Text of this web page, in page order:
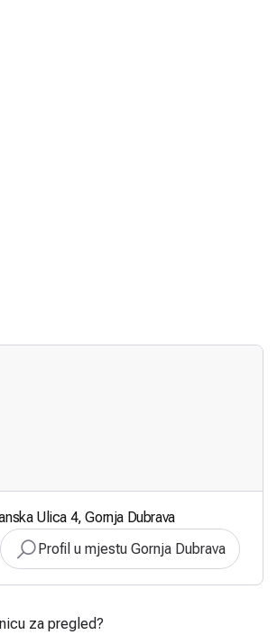
Ulica 4, Gornja Dubrava
Profil u mjestu Gornja Dubrava
za pregled?